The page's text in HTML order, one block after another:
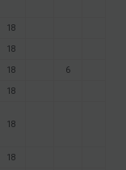
18
18
18 6
18
18
18